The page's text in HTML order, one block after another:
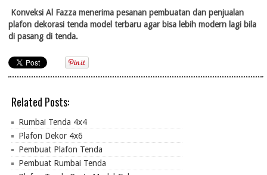
Konveksi Al Fazza menerima pesanan pembuatan dan penjualan
plafon dekorasi tenda model terbaru agar bisa lebih modern lagi bila
di pasang di tenda.
Related Posts:
Rumbai Tenda 4x4
Plafon Dekor 4x6
Pembuat Plafon Tenda
Pembuat Rumbai Tenda